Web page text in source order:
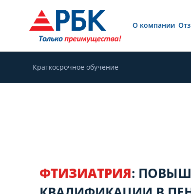
ФТИЗИАТРИЯ:
О компании
Краткосрочное обучение